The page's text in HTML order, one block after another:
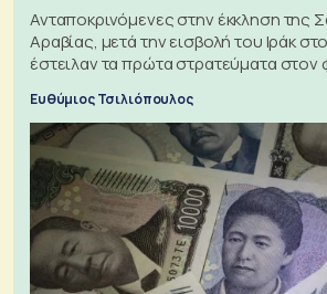
Ανταποκρινόμενες στην έκκληση της
Αραβίας, μετά την εισβολή του Ιράκ
έστειλαν τα πρώτα στρατεύματα
Ευθύμιος Τσιλιόπουλος